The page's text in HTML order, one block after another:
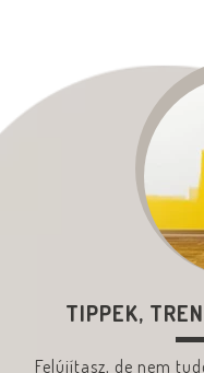
TIPPEK,
Felújítasz, de nem